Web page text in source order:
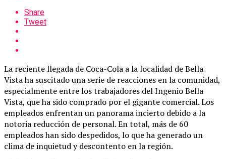
Share
Tweet
La reciente llegada de Coca-Cola a la localidad de Bella
Vista ha suscitado una serie de reacciones en la comunidad,
especialmente entre los trabajadores del Ingenio Bella
Vista, que ha sido comprado por el gigante comercial. Los
empleados enfrentan un panorama incierto debido a la
notoria reducción de personal. En total, más de 60
empleados han sido despedidos, lo que ha generado un
clima de inquietud y descontento en la región.